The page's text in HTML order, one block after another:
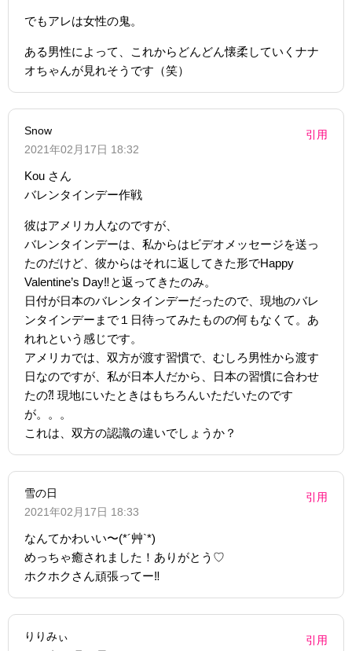
でもアレは女性の鬼。
ある男性によって、これからどんどん懐柔していくナナ
オちゃんが見れそうです（笑）
Snow
2021年02月17日 18:32
引用
Kou さん
バレンタインデー作戦
彼はアメリカ人なのですが、
バレンタインデーは、私からはビデオメッセージを送っ
たのだけど、彼からはそれに返してきた形でHappy
Valentine’s Day‼︎と返ってきたのみ。
日付が日本のバレンタインデーだったので、現地のバレ
ンタインデーまで１日待ってみたものの何もなくて。あ
れれという感じです。
アメリカでは、双方が渡す習慣で、むしろ男性から渡す
日なのですが、私が日本人だから、日本の習慣に合わせ
たの⁈ 現地にいたときはもちろんいただいたのです
が。。。
これは、双方の認識の違いでしょうか？
雪の日
2021年02月17日 18:33
引用
なんてかわいい〜(*´艸`*)
めっちゃ癒されました！ありがとう♡
ホクホクさん頑張ってー‼︎
りりみぃ
引用